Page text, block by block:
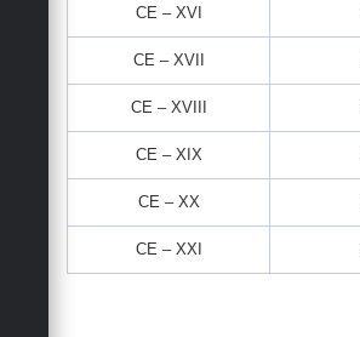
CE – XVI
CE – XVII
CE – XVIII
CE – XIX
CE – XX
CE – XXI